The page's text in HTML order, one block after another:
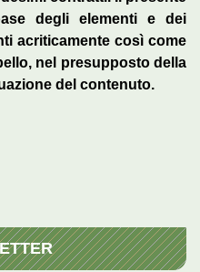
degli elementi e dei
acriticamente così come
nel presupposto della
del contenuto.